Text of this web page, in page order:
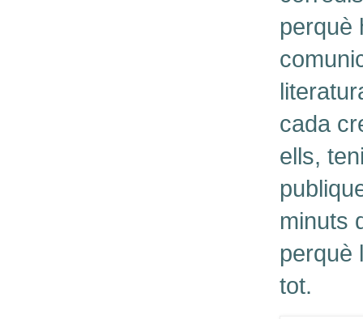
perquè
cada
ells,
minuts
perquè
tot.